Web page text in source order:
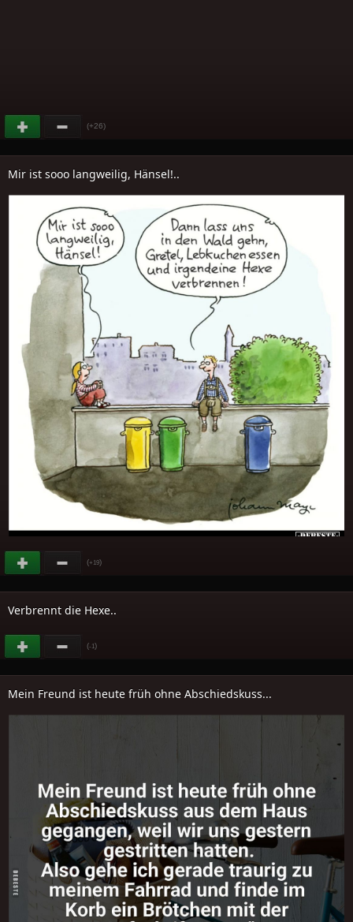
(+26)
Mir ist sooo langweilig, Hänsel!..
(+19)
Verbrennt die Hexe..
(-1)
Mein Freund ist heute früh ohne Abschiedskuss...